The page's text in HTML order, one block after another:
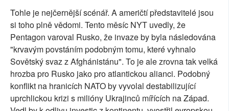
Tohle je nejčernější scénář. A američtí představitelé jsou
si toho plně vědomi. Tento měsíc NYT uvedly, že
Pentagon varoval Rusko, že invaze by byla následována
"krvavým povstáním podobným tomu, které vyhnalo
Sovětský svaz z Afghánistánu". To je ale zrovna tak velká
hrozba pro Rusko jako pro atlantickou alianci. Podobný
konflikt na hranicích NATO by vyvolal destabilizující
uprchlickou krizi s milióny Ukrajinců mířících na Západ.